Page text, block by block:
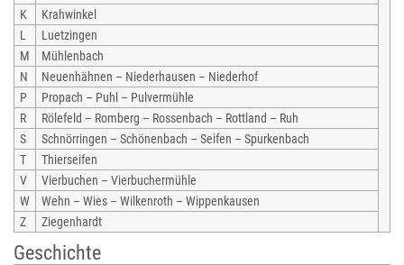
K
Krahwinkel
L
Luetzingen
M
Mühlenbach
N
Neuenhähnen – Niederhausen – Niederhof
P
Propach – Puhl – Pulvermühle
R
Rölefeld – Romberg – Rossenbach – Rottland – Ruh
S
Schnörringen – Schönenbach – Seifen – Spurkenbach
T
Thierseifen
V
Vierbuchen – Vierbuchermühle
W
Wehn – Wies – Wilkenroth – Wippenkausen
Z
Ziegenhardt
Geschichte